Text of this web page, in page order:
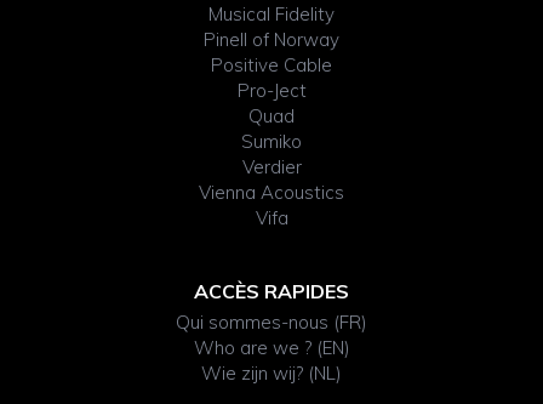
Musical Fidelity
Pinell of Norway
Positive Cable
Pro-Ject
Quad
Sumiko
Verdier
Vienna Acoustics
Vifa
ACCÈS RAPIDES
Qui sommes-nous (FR)
Who are we ? (EN)
Wie zijn wij? (NL)